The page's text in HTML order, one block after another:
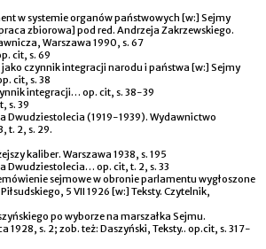
w systemie organów państwowych [w:] Sejmy
zbiorowa] pod red. Andrzeja Zakrzewskiego.
Warszawa 1990, s. 67
cit, s. 69
czynnik integracji narodu i państwa [w:] Sejmy
cit, s. 38
integracji… op. cit, s. 38-39
s. 39
Dwudziestolecia (1919-1939). Wydawnictwo
t. 2, s. 29.
kaliber. Warszawa 1938, s. 195
Dwudziestolecia… op. cit, t. 2, s. 33
sejmowe w obronie parlamentu wygłoszone
5 VII 1926 [w:] Teksty. Czytelnik,
po wyborze na marszałka Sejmu.
1928, s. 2; zob. też: Daszyński, Teksty.. op.cit, s. 317-